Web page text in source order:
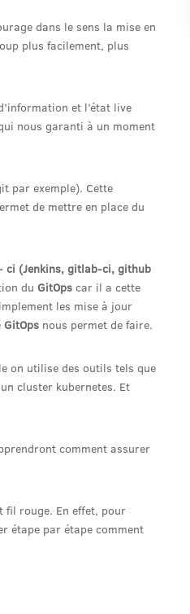
dans le sens la mise en
plus facilement, plus
et l’état live
nous garanti à un moment
par exemple). Cette
de mettre en place du
(Jenkins, gitlab-ci, github
du GitOps car il a cette
les mise à jour
GitOps nous permet de faire.
on utilise des outils tels que
cluster kubernetes. Et
comment assurer
fil rouge. En effet, pour
étape par étape comment